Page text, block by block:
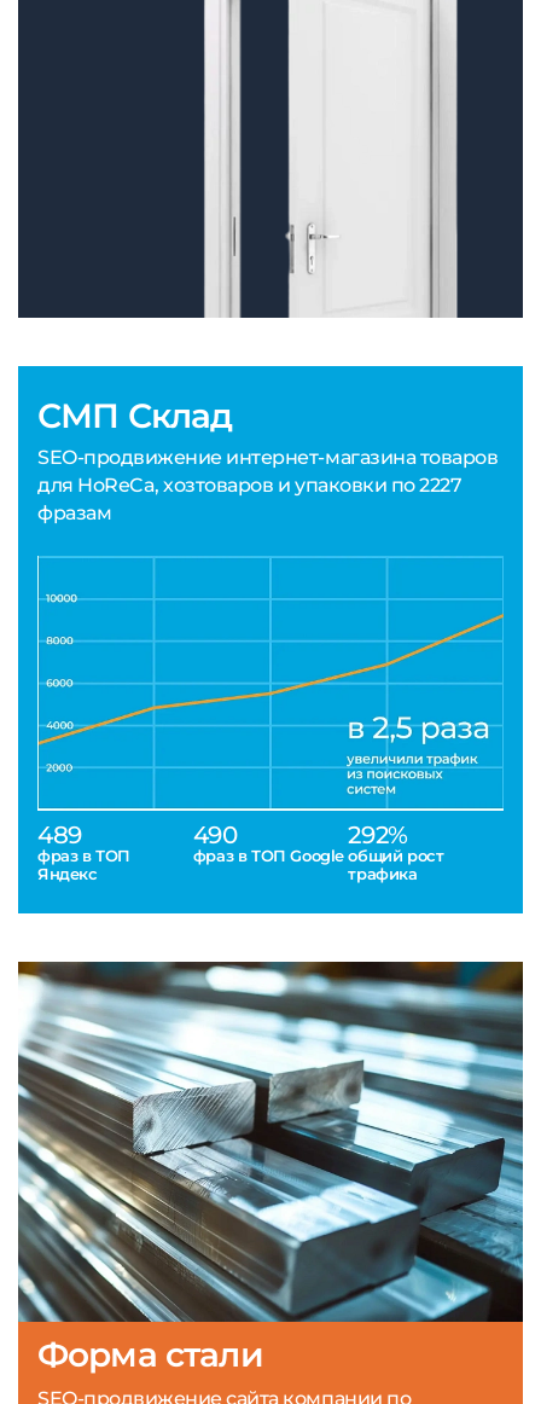
СМП Склад
SEO-продвижение интернет-магазина товаров
для HoReCa, хозтоваров и упаковки по 2227
фразам
489
фраз в ТОП
Яндекс
490
фраз в ТОП Google
292%
общий рост
трафика
Форма стали
SEO-продвижение сайта компании по